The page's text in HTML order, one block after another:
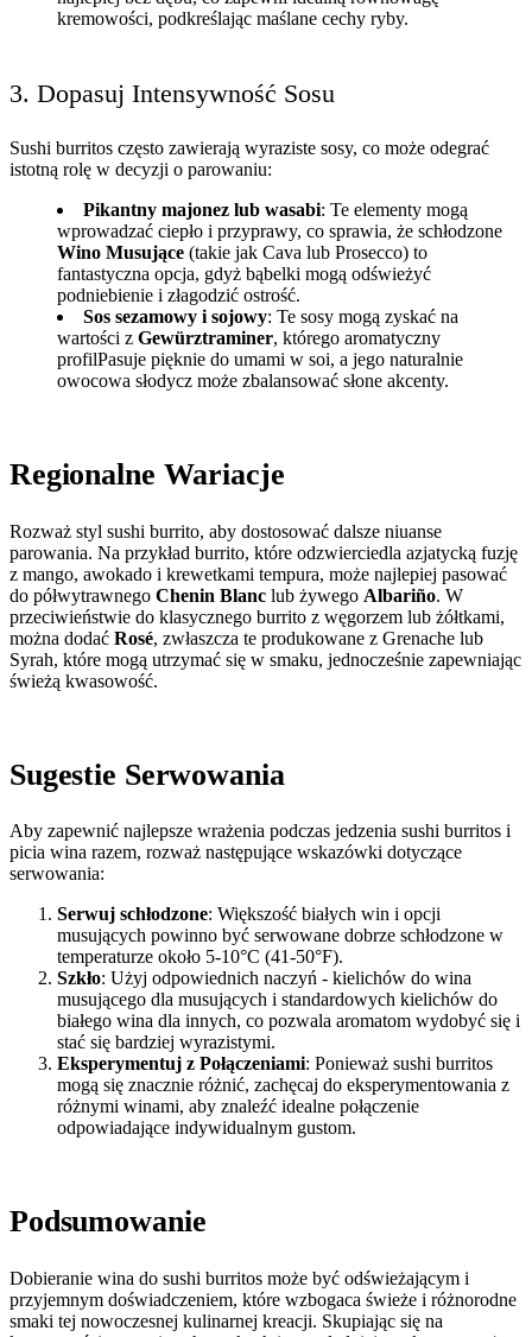
kremowości, podkreślając maślane cechy ryby.
3. Dopasuj Intensywność Sosu
Sushi burritos często zawierają wyraziste sosy, co może odegrać
istotną rolę w decyzji o parowaniu:
Pikantny majonez lub wasabi: Te elementy mogą
wprowadzać ciepło i przyprawy, co sprawia, że schłodzone
Wino Musujące (takie jak Cava lub Prosecco) to
fantastyczna opcja, gdyż bąbelki mogą odświeżyć
podniebienie i złagodzić ostrość.
Sos sezamowy i sojowy: Te sosy mogą zyskać na
wartości z Gewürztraminer, którego aromatyczny
profilPasuje pięknie do umami w soi, a jego naturalnie
owocowa słodycz może zbalansować słone akcenty.
Regionalne Wariacje
Rozważ styl sushi burrito, aby dostosować dalsze niuanse
parowania. Na przykład burrito, które odzwierciedla azjatycką fuzję
z mango, awokado i krewetkami tempura, może najlepiej pasować
do półwytrawnego Chenin Blanc lub żywego Albariño. W
przeciwieństwie do klasycznego burrito z węgorzem lub żółtkami,
można dodać Rosé, zwłaszcza te produkowane z Grenache lub
Syrah, które mogą utrzymać się w smaku, jednocześnie zapewniając
świeżą kwasowość.
Sugestie Serwowania
Aby zapewnić najlepsze wrażenia podczas jedzenia sushi burritos i
picia wina razem, rozważ następujące wskazówki dotyczące
serwowania:
Serwuj schłodzone: Większość białych win i opcji
musujących powinno być serwowane dobrze schłodzone w
temperaturze około 5-10°C (41-50°F).
Szkło: Użyj odpowiednich naczyń - kielichów do wina
musującego dla musujących i standardowych kielichów do
białego wina dla innych, co pozwala aromatom wydobyć się i
stać się bardziej wyrazistymi.
Eksperymentuj z Połączeniami: Ponieważ sushi burritos
mogą się znacznie różnić, zachęcaj do eksperymentowania z
różnymi winami, aby znaleźć idealne połączenie
odpowiadające indywidualnym gustom.
Podsumowanie
Dobieranie wina do sushi burritos może być odświeżającym i
przyjemnym doświadczeniem, które wzbogaca świeże i różnorodne
smaki tej nowoczesnej kulinarnej kreacji. Skupiając się na